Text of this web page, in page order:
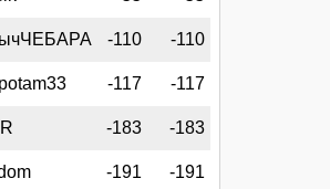
-110 -110
-117 -117
-183 -183
-191 -191